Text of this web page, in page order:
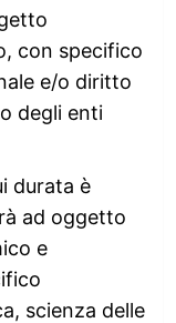
con specifico
e/o diritto
degli enti
durata è
ad oggetto
e
scienza delle